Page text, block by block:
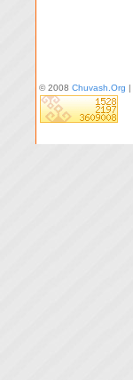
© 2008 Chuvash.Org |